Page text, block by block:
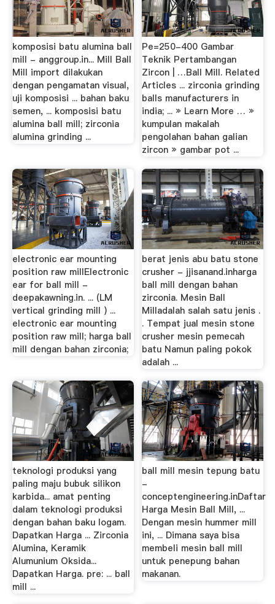
komposisi batu alumina ball
mill - anggroup.in... Mill Ball
Mill import dilakukan
dengan pengamatan visual,
uji komposisi ... bahan baku
semen, ... komposisi batu
alumina ball mill; zirconia
alumina grinding ...
Pe=250-400 Gambar
Teknik Pertambangan
Zircon | …Ball Mill. Related
Articles ... zirconia grinding
balls manufacturers in
india; ... » Learn More … »
kumpulan makalah
pengolahan bahan galian
zircon » gambar pot ...
electronic ear mounting
position raw millElectronic
ear for ball mill -
deepakawning.in. ... (LM
vertical grinding mill ) ...
electronic ear mounting
position raw mill; harga ball
mill dengan bahan zirconia;
berat jenis abu batu stone
crusher - jjisanand.inharga
ball mill dengan bahan
zirconia. Mesin Ball
Milladalah salah satu jenis .
. Tempat jual mesin stone
crusher mesin pemecah
batu Namun paling pokok
adalah ...
teknologi produksi yang
paling maju bubuk silikon
karbida... amat penting
dalam teknologi produksi
dengan bahan baku logam.
Dapatkan Harga ... Zirconia
Alumina, Keramik
Alumunium Oksida...
Dapatkan Harga. pre: ... ball
mill ...
ball mill mesin tepung batu
-
conceptengineering.inDaftar
Harga Mesin Ball Mill, ...
Dengan mesin hummer mill
ini, ... Dimana saya bisa
membeli mesin ball mill
untuk penepung bahan
makanan.